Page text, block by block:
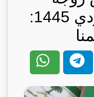
المواطن السعودي 1445: